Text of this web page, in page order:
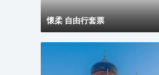
懷柔 自由行套票